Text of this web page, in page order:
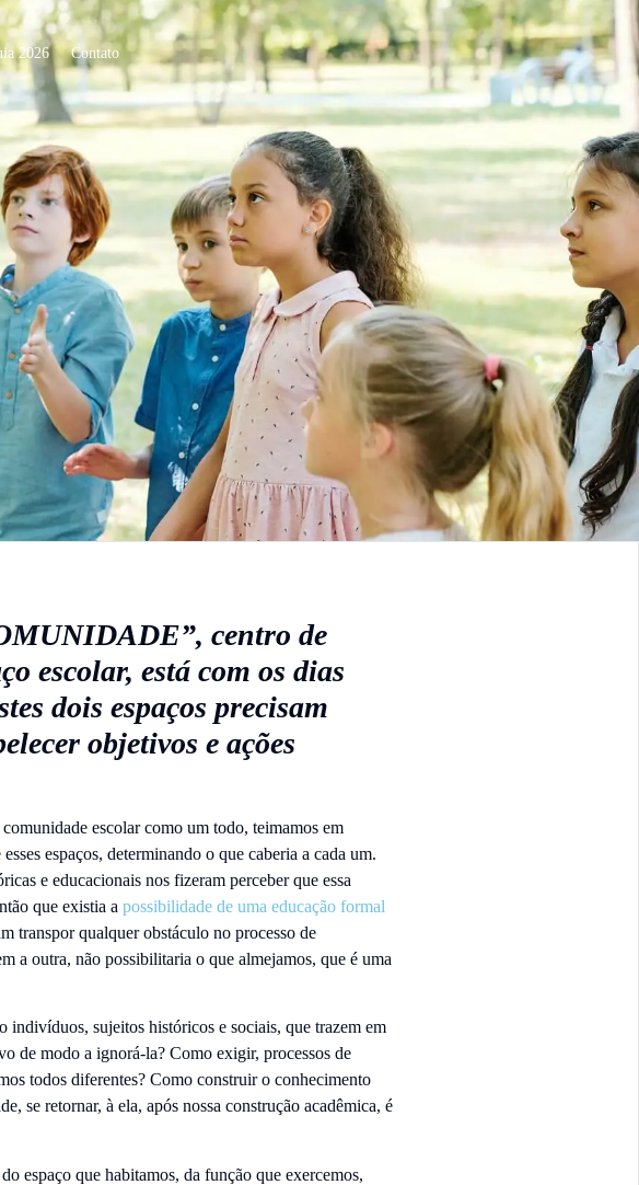
2026 Contato
centro de
escolar, está com os dias
dois espaços precisam
objetivos e ações
escolar como um todo, teimamos em
espaços, determinando o que caberia a cada um.
e educacionais nos fizeram perceber que essa
que existia a possibilidade de uma educação formal
transpor qualquer obstáculo no processo de
a outra, não possibilitaria o que almejamos, que é uma
indivíduos, sujeitos históricos e sociais, que trazem em
de modo a ignorá-la? Como exigir, processos de
todos diferentes? Como construir o conhecimento
se retornar, à ela, após nossa construção acadêmica, é
espaço que habitamos, da função que exercemos,